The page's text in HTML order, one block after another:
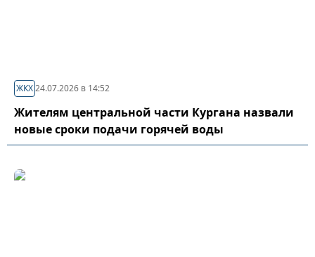
ЖКХ24.07.2026 в 14:52
Жителям центральной части Кургана назвали
новые сроки подачи горячей воды